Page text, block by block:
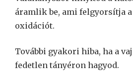
áramlik be, ami felgyorsítja
oxidációt.
További gyakori hiba, ha a
fedetlen tányéron hagyod.